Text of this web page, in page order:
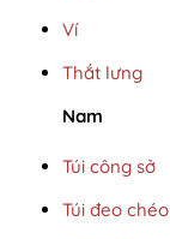
Ví
Thắt lưng
Nam
Túi công sở
Túi đeo chéo